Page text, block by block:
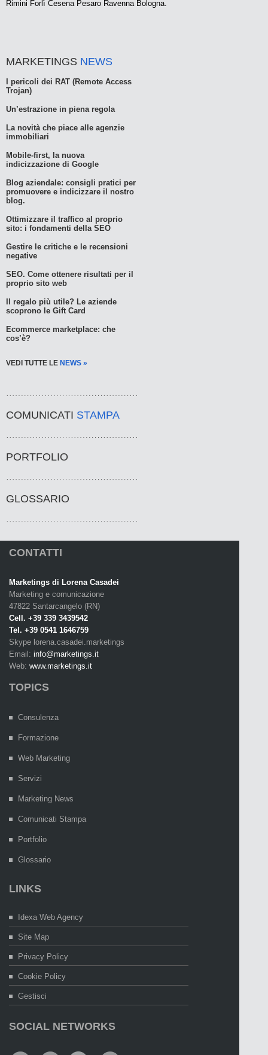
Rimini Forlì Cesena Pesaro Ravenna Bologna.
MARKETINGS NEWS
I pericoli dei RAT (Remote Access
Trojan)
Un’estrazione in piena regola
La novità che piace alle agenzie
immobiliari
Mobile-first, la nuova
indicizzazione di Google
Blog aziendale: consigli pratici per
promuovere e indicizzare il nostro
blog.
Ottimizzare il traffico al proprio
sito: i fondamenti della SEO
Gestire le critiche e le recensioni
negative
SEO. Come ottenere risultati per il
proprio sito web
Il regalo più utile? Le aziende
scoprono le Gift Card
Ecommerce marketplace: che
cos’è?
VEDI TUTTE LE NEWS »
COMUNICATI STAMPA
PORTFOLIO
GLOSSARIO
CONTATTI
Marketings di Lorena Casadei
Marketing e comunicazione
47822 Santarcangelo (RN)
Cell. +39 339 3439542
Tel. +39 0541 1646759
Skype lorena.casadei.marketings
Email: info@marketings.it
Web: www.marketings.it
TOPICS
Consulenza
Formazione
Web Marketing
Servizi
Marketing News
Comunicati Stampa
Portfolio
Glossario
LINKS
Idexa Web Agency
Site Map
Privacy Policy
Cookie Policy
Gestisci
SOCIAL NETWORKS